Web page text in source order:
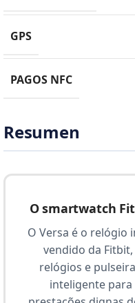
GPS
PAGOS NFC
Resumen
O smartwatch
O Versa é o relógio
vendido da
relógios e
inteligente